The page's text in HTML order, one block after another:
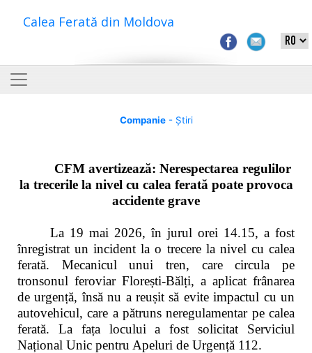
Calea Ferată din Moldova
Companie- Știri
CFM avertizează: Nerespectarea regulilor
la trecerile la nivel cu calea ferată poate provoca
accidente grave
La 19 mai 2026, în jurul orei 14.15, a fost
înregistrat un incident la o trecere la nivel cu calea
ferată. Mecanicul unui tren, care circula pe
tronsonul feroviar Florești-Bălți, a aplicat frânarea
de urgență, însă nu a reușit să evite impactul cu un
autovehicul, care a pătruns neregulamentar pe calea
ferată. La fața locului a fost solicitat Serviciul
Național Unic pentru Apeluri de Urgență 112.